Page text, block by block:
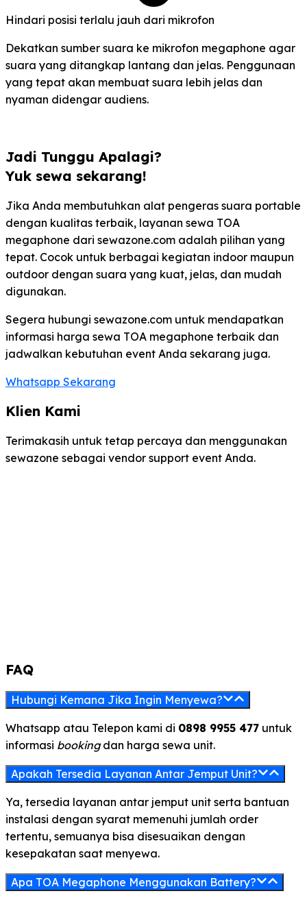
Hindari posisi terlalu jauh dari mikrofon
Dekatkan sumber suara ke mikrofon megaphone agar
suara yang ditangkap lantang dan jelas. Penggunaan
yang tepat akan membuat suara lebih jelas dan
nyaman didengar audiens.
Jadi Tunggu Apalagi?
Yuk sewa sekarang!
Jika Anda membutuhkan alat pengeras suara portable
dengan kualitas terbaik, layanan sewa TOA
megaphone dari sewazone.com adalah pilihan yang
tepat. Cocok untuk berbagai kegiatan indoor maupun
outdoor dengan suara yang kuat, jelas, dan mudah
digunakan.
Segera hubungi sewazone.com untuk mendapatkan
informasi harga sewa TOA megaphone terbaik dan
jadwalkan kebutuhan event Anda sekarang juga.
Whatsapp Sekarang
Klien Kami
Terimakasih untuk tetap percaya dan menggunakan
sewazone sebagai vendor support event Anda.
FAQ
Hubungi Kemana Jika Ingin Menyewa?
Whatsapp atau Telepon kami di 0898 9955 477 untuk
informasi bookingdan harga sewa unit.
Apakah Tersedia Layanan Antar Jemput Unit?
Ya, tersedia layanan antar jemput unit serta bantuan
instalasi dengan syarat memenuhi jumlah order
tertentu, semuanya bisa disesuaikan dengan
kesepakatan saat menyewa.
Apa TOA Megaphone Menggunakan Battery?